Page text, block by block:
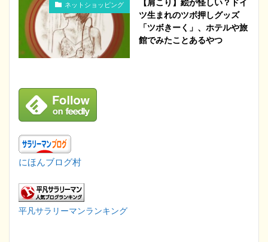
ネットショッピング
【肩こり】絵が怪しい？ドイ
ツ生まれのツボ押しグッズ
「ツボきーく」、ホテルや旅
館でみたことあるやつ
にほんブログ村
平凡サラリーマンランキング